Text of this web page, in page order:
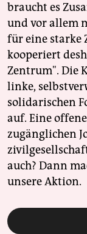
braucht es
und vor allem
für eine starke
kooperiert
Zentrum". Die
linke,
solidarischen
auf. Eine
zugänglichen
auch? Dann
unsere Aktion.